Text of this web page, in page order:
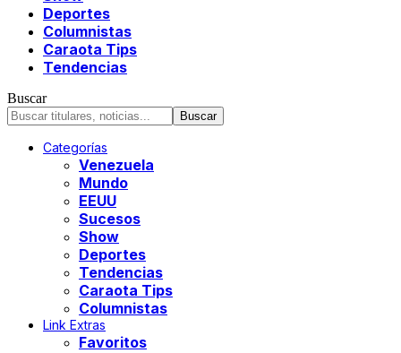
Deportes
Columnistas
Caraota Tips
Tendencias
Buscar
Categorías
Venezuela
Mundo
EEUU
Sucesos
Show
Deportes
Tendencias
Caraota Tips
Columnistas
Link Extras
Favoritos